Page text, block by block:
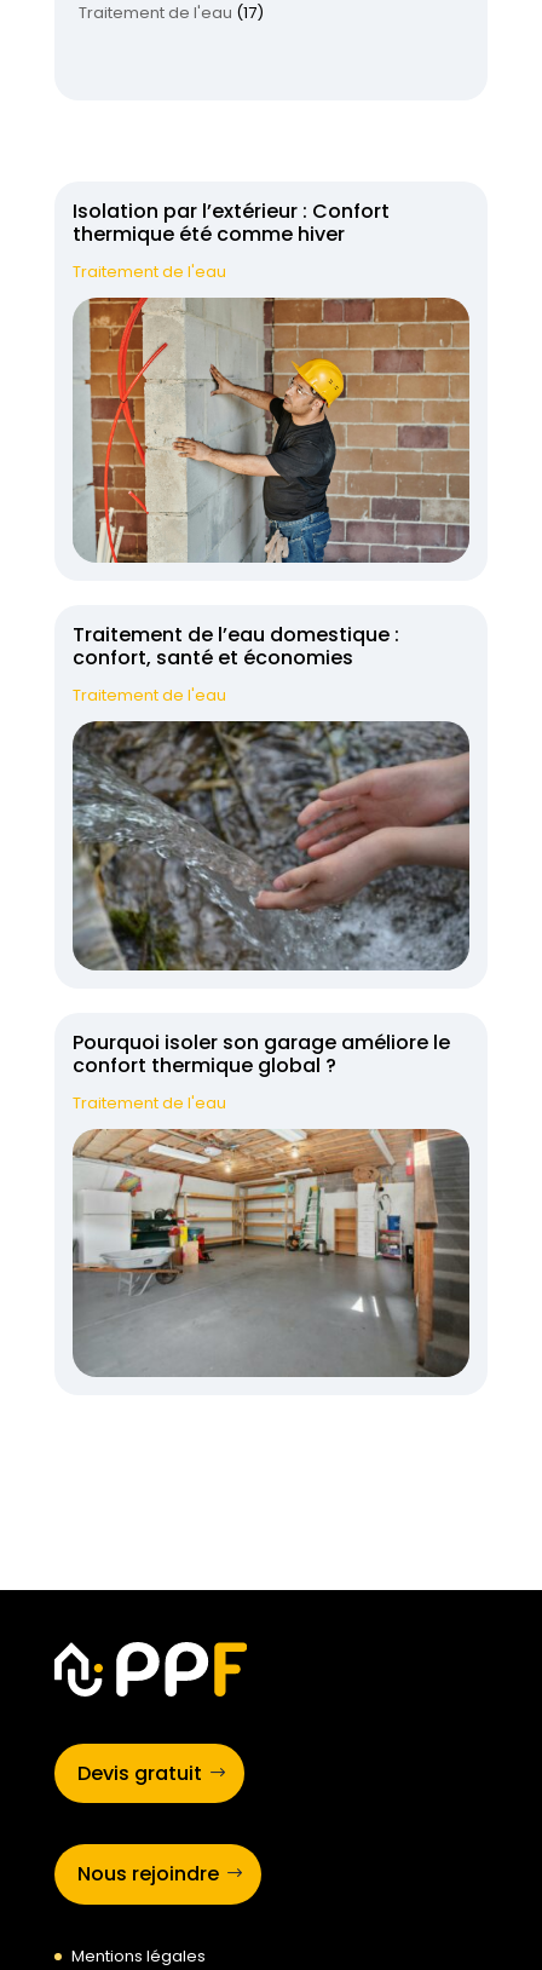
Traitement de l'eau (17)
Isolation par l’extérieur : Confort
thermique été comme hiver
Traitement de l'eau
Traitement de l’eau domestique :
confort, santé et économies
Traitement de l'eau
Pourquoi isoler son garage améliore le
confort thermique global ?
Traitement de l'eau
Devis gratuit
Nous rejoindre
Mentions légales